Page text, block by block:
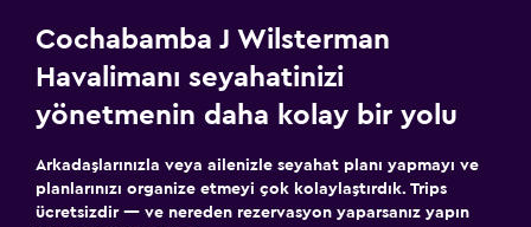
Cochabamba J Wilsterman
Havalimanı seyahatinizi
yönetmenin daha kolay bir yolu
Arkadaşlarınızla veya ailenizle seyahat planı yapmayı ve
planlarınızı organize etmeyi çok kolaylaştırdık. Trips
ücretsizdir — ve nereden rezervasyon yaparsanız yapın